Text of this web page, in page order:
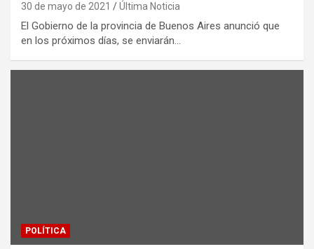
30 de mayo de 2021 Última Noticia
El Gobierno de la provincia de Buenos Aires anunció que
en los próximos días, se enviarán…
POLÍTICA